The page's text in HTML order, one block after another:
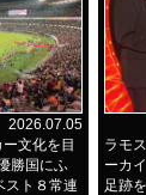
2026.07.05
文化を目
勝国にふ
ト８常連
ラモ
ーカ
足跡